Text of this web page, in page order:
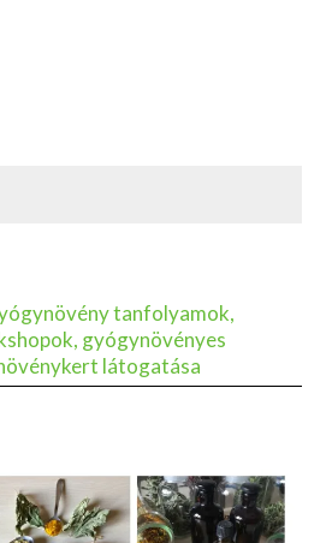
tanfolyamok,
gyógynövényes
látogatása